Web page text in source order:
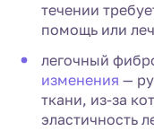
течении
помощь или
легочный
изменения —
ткани, из-за
эластичность